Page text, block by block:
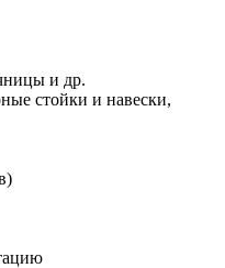
и др.
стойки и навески,